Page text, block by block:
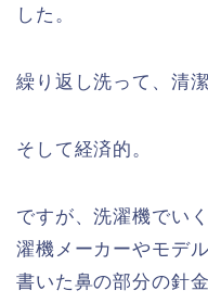
した。
繰り返し洗って、清
そして経済的。
ですが、洗濯機でい
濯機メーカーやモデ
書いた鼻の部分の針